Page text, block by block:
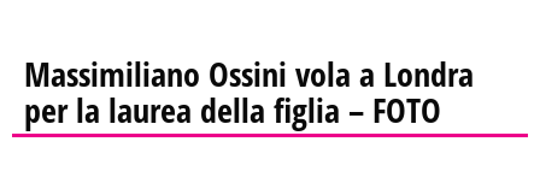
Massimiliano Ossini vola a Londra
per la laurea della figlia – FOTO